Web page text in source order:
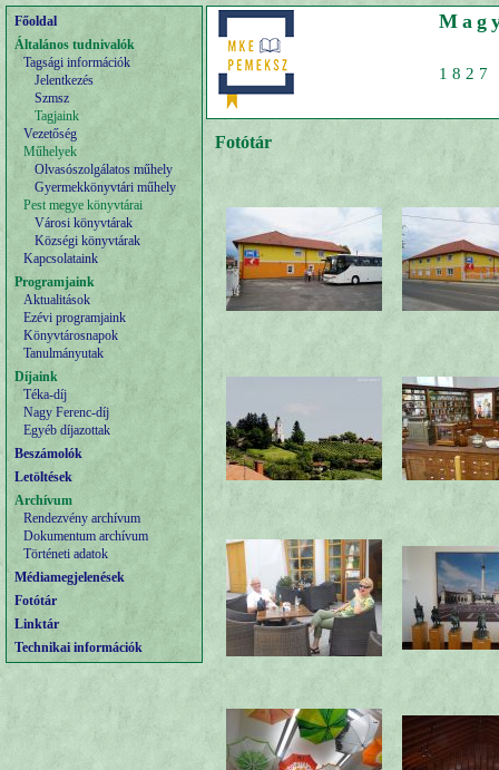
Főoldal
Általános tudnivalók
Tagsági információk
Jelentkezés
Szmsz
Tagjaink
Vezetőség
Műhelyek
Olvasószolgálatos műhely
Gyermekkönyvtári műhely
Pest megye könyvtárai
Városi könyvtárak
Községi könyvtárak
Kapcsolataink
Programjaink
Aktualitások
Ezévi programjaink
Könyvtárosnapok
Tanulmányutak
Díjaink
Téka-díj
Nagy Ferenc-díj
Egyéb díjazottak
Beszámolók
Letöltések
Archívum
Rendezvény archívum
Dokumentum archívum
Történeti adatok
Médiamegjelenések
Fotótár
Linktár
Technikai információk
Fotótár